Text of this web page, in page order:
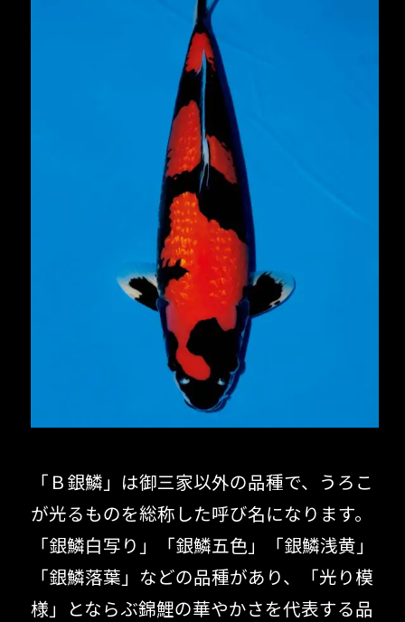
「Ｂ銀鱗」は御三家以外の品種で、うろこ
が光るものを総称した呼び名になります。
「銀鱗白写り」「銀鱗五色」「銀鱗浅黄」
「銀鱗落葉」などの品種があり、「光り模
様」とならぶ錦鯉の華やかさを代表する品